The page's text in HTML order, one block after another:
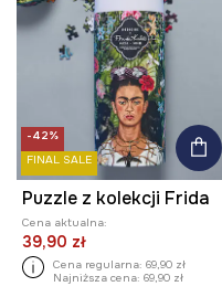
-42%
FINAL SALE
Puzzle z kolekcji Frida
Cena aktualna:
39,90 zł
Cena regularna: 69,90 zł
Najniższa cena: 69,90 zł